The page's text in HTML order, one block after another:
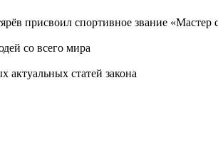
присвоил спортивное звание
со всего мира
статей закона